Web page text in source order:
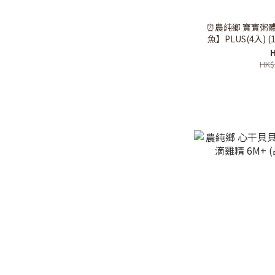
⏰農純鄉 寶寶粥
魚】PLUS(4入)